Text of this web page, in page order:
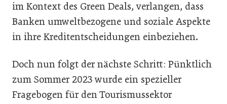
im Kontext des Green Deals, verlangen, dass
Banken umweltbezogene und soziale Aspekte
in ihre Kreditentscheidungen einbeziehen.
Doch nun folgt der nächste Schritt: Pünktlich
zum Sommer 2023 wurde ein spezieller
Fragebogen für den Tourismussektor